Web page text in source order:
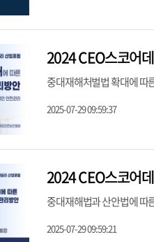
2024 CEO스코어
중대재해처벌법 확대에 따
2025-07-29 09:59:37
2024 CEO스코어
중대재해법과 산안법에 따
2025-07-29 09:59:21